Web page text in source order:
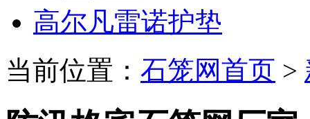
高尔凡雷诺护垫
当前位置： 石笼网首页 >